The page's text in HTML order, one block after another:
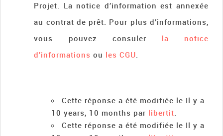
Projet. La notice d’information est annexée
au contrat de prêt. Pour plus d’informations,
vous pouvez consuler la notice
d’informationsou les CGU.
Cette réponse a été modifiée le Il y a
10 years, 10 months par libertit.
Cette réponse a été modifiée le Il y a